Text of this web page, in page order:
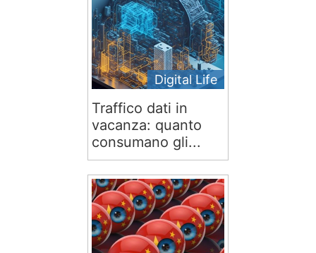
Digital Life
Traffico dati in
vacanza: quanto
consumano gli...